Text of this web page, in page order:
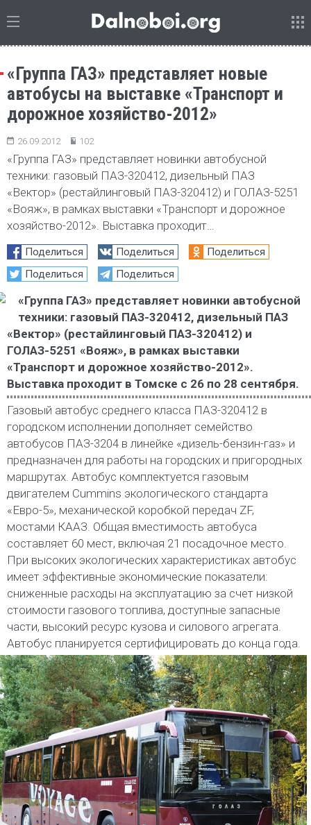
«Группа ГАЗ» представляет новые
автобусы на выставке «Транспорт и
дорожное хозяйство-2012»
26.09.2012 102
«Группа ГАЗ» представляет новинки автобусной
техники: газовый ПАЗ-320412, дизельный ПАЗ
«Вектор» (рестайлинговый ПАЗ-320412) и ГОЛАЗ-5251
«Вояж», в рамках выставки «Транспорт и дорожное
хозяйство-2012». Выставка проходит…
Поделиться Поделиться
Поделиться
Поделиться
Поделиться
«Группа ГАЗ» представляет новинки автобусной
техники: газовый ПАЗ-320412, дизельный ПАЗ
«Вектор» (рестайлинговый ПАЗ-320412) и
ГОЛАЗ-5251 «Вояж», в рамках выставки
«Транспорт и дорожное хозяйство-2012».
Выставка проходит в Томске с 26 по 28 сентября.
Газовый автобус среднего класса ПАЗ-320412 в
городском исполнении дополняет семейство
автобусов ПАЗ-3204 в линейке «дизель-бензин-газ» и
предназначен для работы на городских и пригородных
маршрутах. Автобус комплектуется газовым
двигателем Cummins экологического стандарта
«Евро-5», механической коробкой передач ZF,
мостами КААЗ. Общая вместимость автобуса
составляет 60 мест, включая 21 посадочное место.
При высоких экологических характеристиках автобус
имеет эффективные экономические показатели:
сниженные расходы на эксплуатацию за счет низкой
стоимости газового топлива, доступные запасные
части, высокий ресурс кузова и силового агрегата.
Автобус планируется сертифицировать до конца года.